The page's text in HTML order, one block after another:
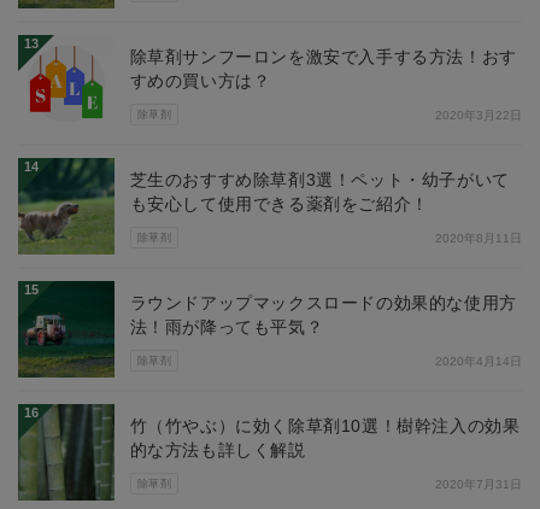
13
除草剤
除草剤サンフーロンを激安で入手する方法！おす
すめの買い方は？
2020年3月22日
14
除草剤
芝生のおすすめ除草剤3選！ペット・幼子がいて
も安心して使用できる薬剤をご紹介！
2020年8月11日
15
除草剤
ラウンドアップマックスロードの効果的な使用方
法！雨が降っても平気？
2020年4月14日
16
除草剤
竹（竹やぶ）に効く除草剤10選！樹幹注入の効果
的な方法も詳しく解説
2020年7月31日